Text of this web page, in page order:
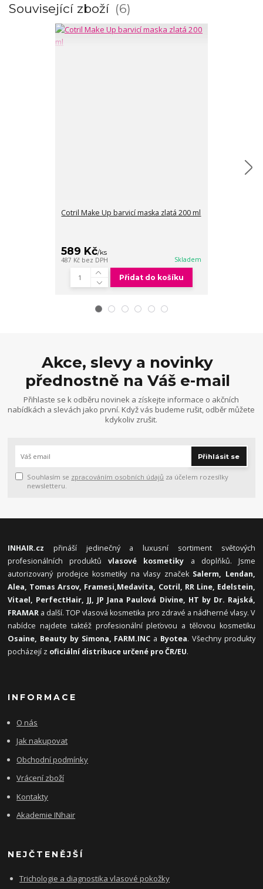
Související zboží 6
Cotril Make Up barvicí maska zlatá 200 ml
589 Kč/ks
487 Kč bez DPH Skladem
Přidat do košíku
Akce, slevy a novinky
přednostně na Váš e-mail
Přihlaste se k odběru novinek a získejte informace o akčních
nabídkách a slevách jako první. Když vás budeme rušit, odběr můžete
kdykoliv zrušit.
Přihlásit se
Souhlasím se zpracováním osobních údajů za účelem rozesílky
newsletteru.
INHAIR.cz přináší jedinečný a luxusní sortiment světových
profesionálních produktůvlasové kosmetiky a doplňků. Jsme
autorizovaný prodejce kosmetiky na vlasy značek Salerm, Lendan,
Alea, Tomas Arsov, Framesi,Medavita, Cotril, RR Line, Edelstein,
Vitael, PerfectHair, JJ, JP Jana Paulová Divine, HT by Dr. Rajská,
FRAMAR a další. TOP vlasová kosmetika pro zdravé a nádherné vlasy. V
nabídce najdete taktéž profesionální pleťovou a tělovou kosmetiku
Osaine, Beauty by Simona, FARM.INC a Byotea. Všechny produkty
pocházejí z oficiální distribuce určené pro ČR/EU.
INFORMACE
O nás
Jak nakupovat
Obchodní podmínky
Vrácení zboží
Kontakty
Akademie INhair
NEJČTENĚJŠÍ
Trichologie a diagnostika vlasové pokožky